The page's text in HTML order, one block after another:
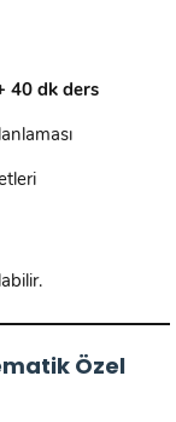
40 dk ders
Özel